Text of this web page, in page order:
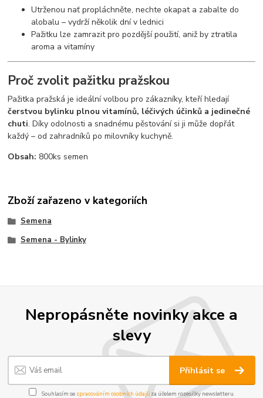
Utrženou nať propláchněte, nechte okapat a zabalte do
alobalu – vydrží několik dní v lednici
Pažitku lze zamrazit pro pozdější použití, aniž by ztratila
aroma a vitamíny
Proč zvolit pažitku pražskou
Pažitka pražská je ideální volbou pro zákazníky, kteří hledají
čerstvou bylinku plnou vitamínů, léčivých účinků a jedinečné
chuti. Díky odolnosti a snadnému pěstování si ji může dopřát
každý – od zahradníků po milovníky kuchyně.
Obsah: 800ks semen
Zboží zařazeno v kategoriích
Semena
Semena - Bylinky
Nepropásněte novinky akce a
slevy
Přihlásit se
Souhlasím se zpracováním osobních údajůza účelem rozesílky newsletteru.